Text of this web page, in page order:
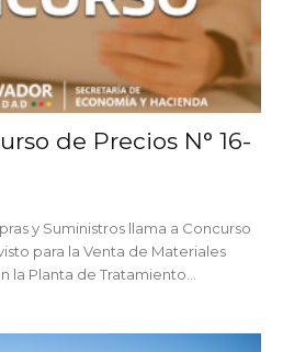
de Precios N° 16-
y Suministros llama a Concurso
para la Venta de Materiales
Planta de Tratamiento...